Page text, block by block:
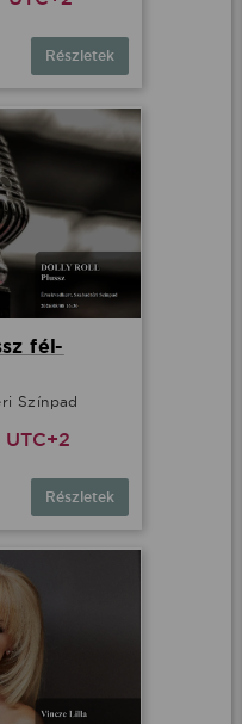
Részletek
fél-
Színpad
Részletek